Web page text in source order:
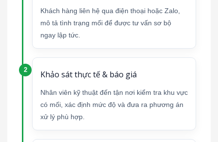
Khách hàng liên hệ qua điện thoại hoặc Zalo,
mô tả tình trạng mối để được tư vấn sơ bộ
ngay lập tức.
Khảo sát thực tế & báo giá
Nhân viên kỹ thuật đến tận nơi kiểm tra khu vực
có mối, xác định mức độ và đưa ra phương án
xử lý phù hợp.